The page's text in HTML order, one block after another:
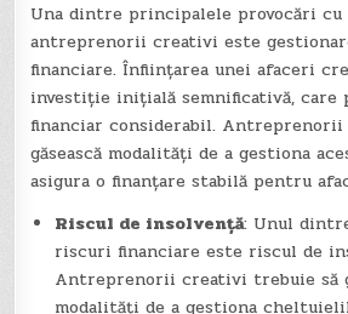
Una dintre principalele provocări
antreprenorii creativi este
financiare. Înființarea unei afaceri
investiție inițială semnificativă, care
financiar considerabil.
găsească modalități de a gestiona
asigura o finanțare stabilă pentru
Riscul de insolvență: Unul
riscuri financiare este riscul de
Antreprenorii creativi trebuie să
modalități de a gestiona